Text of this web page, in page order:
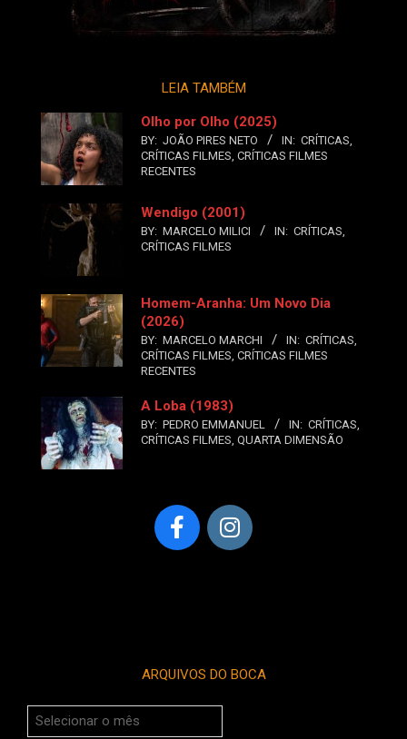
LEIA TAMBÉM
Olho por Olho (2025)
BY: JOÃO PIRES NETO IN: CRÍTICAS,
CRÍTICAS FILMES, CRÍTICAS FILMES
RECENTES
Wendigo (2001)
BY: MARCELO MILICI IN: CRÍTICAS,
CRÍTICAS FILMES
Homem-Aranha: Um Novo Dia
(2026)
BY: MARCELO MARCHI IN: CRÍTICAS,
CRÍTICAS FILMES, CRÍTICAS FILMES
RECENTES
A Loba (1983)
BY: PEDRO EMMANUEL IN: CRÍTICAS,
CRÍTICAS FILMES, QUARTA DIMENSÃO
ARQUIVOS DO BOCA
Arquivos
do